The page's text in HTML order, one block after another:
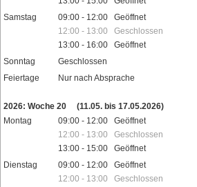
Samstag
09:00 - 12:00 Geöffnet
12:00 - 13:00 Geschlossen
13:00 - 16:00 Geöffnet
Sonntag
Geschlossen
Feiertage
Nur nach Absprache
2026: Woche 20
(11.05. bis 17.05.2026)
Montag
09:00 - 12:00 Geöffnet
12:00 - 13:00 Geschlossen
13:00 - 15:00 Geöffnet
Dienstag
09:00 - 12:00 Geöffnet
12:00 - 13:00 Geschlossen